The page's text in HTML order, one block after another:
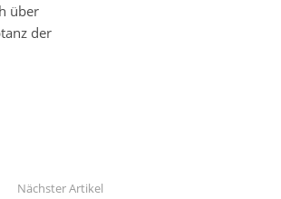
über
der
Nächster Artikel